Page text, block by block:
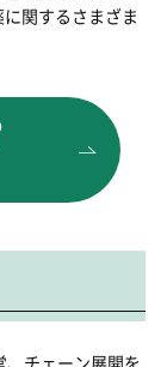
関するさまざま
チェーン展開を